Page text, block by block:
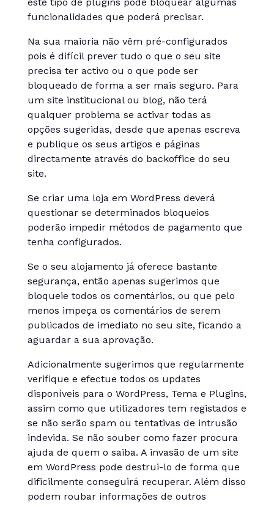
funcionalidades que poderá precisar.
Na sua maioria não vêm pré-configurados
pois é difícil prever tudo o que o seu site
precisa ter activo ou o que pode ser
bloqueado de forma a ser mais seguro. Para
um site institucional ou blog, não terá
qualquer problema se activar todas as
opções sugeridas, desde que apenas escreva
e publique os seus artigos e páginas
directamente através do backoffice do seu
site.
Se criar uma loja em WordPress deverá
questionar se determinados bloqueios
poderão impedir métodos de pagamento que
tenha configurados.
Se o seu alojamento já oferece bastante
segurança, então apenas sugerimos que
bloqueie todos os comentários, ou que pelo
menos impeça os comentários de serem
publicados de imediato no seu site, ficando a
aguardar a sua aprovação.
Adicionalmente sugerimos que regularmente
verifique e efectue todos os updates
disponíveis para o WordPress, Tema e Plugins,
assim como que utilizadores tem registados e
se não serão spam ou tentativas de intrusão
indevida. Se não souber como fazer procura
ajuda de quem o saiba. A invasão de um site
em WordPress pode destrui-lo de forma que
dificilmente conseguirá recuperar. Além disso
podem roubar informações de outros